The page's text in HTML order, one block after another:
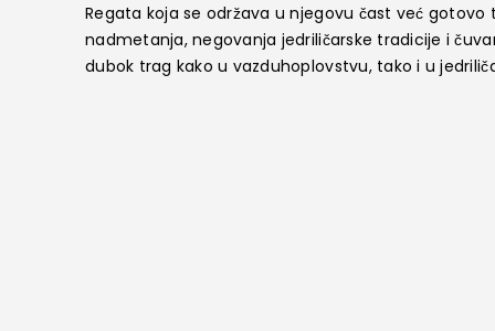
Regata koja se održava u njegovu čast već
nadmetanja, negovanja jedriličarske tradicije i
dubok trag kako u vazduhoplovstvu, tako i u